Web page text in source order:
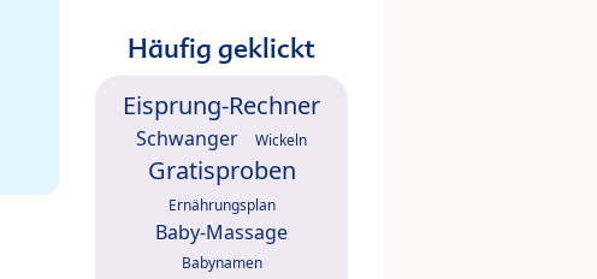
Häufig geklickt
Eisprung-Rechner
Schwanger Wickeln
Gratisproben
Ernährungsplan
Baby-Massage
Babynamen